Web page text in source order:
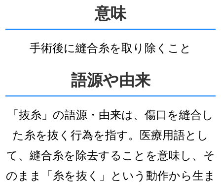
意味
手術後に縫合糸を取り除くこと
語源や由来
「抜糸」の語源・由来は、傷口を縫合し
た糸を抜く行為を指す。医療用語とし
て、縫合糸を除去することを意味し、そ
のまま「糸を抜く」という動作から生ま